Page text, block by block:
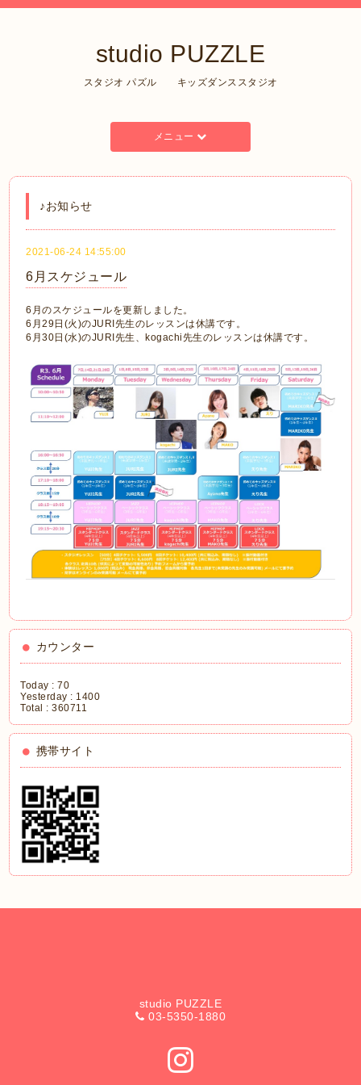
studio PUZZLE
スタジオ パズル キッズダンススタジオ
メニュー
♪お知らせ
2021-06-24 14:55:00
6月スケジュール
6月のスケジュールを更新しました。
6月29日(火)のJURI先生のレッスンは休講です。
6月30日(水)のJURI先生、kogachi先生のレッスンは休講です。
カウンター
Today :70
Yesterday : 1400
Total :360711
携帯サイト
studio PUZZLE
03-5350-1880